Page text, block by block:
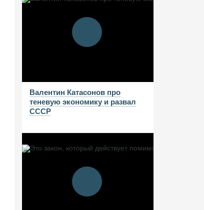
Валентин Катасонов про
теневую экономику и развал
СССР